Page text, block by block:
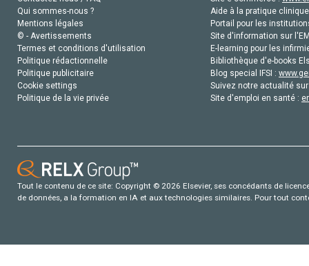
Qui sommes-nous ?
Mentions légales
© - Avertissements
Termes et conditions d'utilisation
Politique rédactionnelle
Politique publicitaire
Cookie settings
Politique de la vie privée
Aide à la pratique
Portail pour les
Site d'information sur
E-learning pour les
Bibliothèque d'e-books
Blog special IFSI :
Suivez notre actualité
Site d'emploi en santé :
Tout le contenu de ce site: Copyright © 2026 Elsevier, ses concédants de
de données, a la formation en IA et aux technologies similaires. Pour tout